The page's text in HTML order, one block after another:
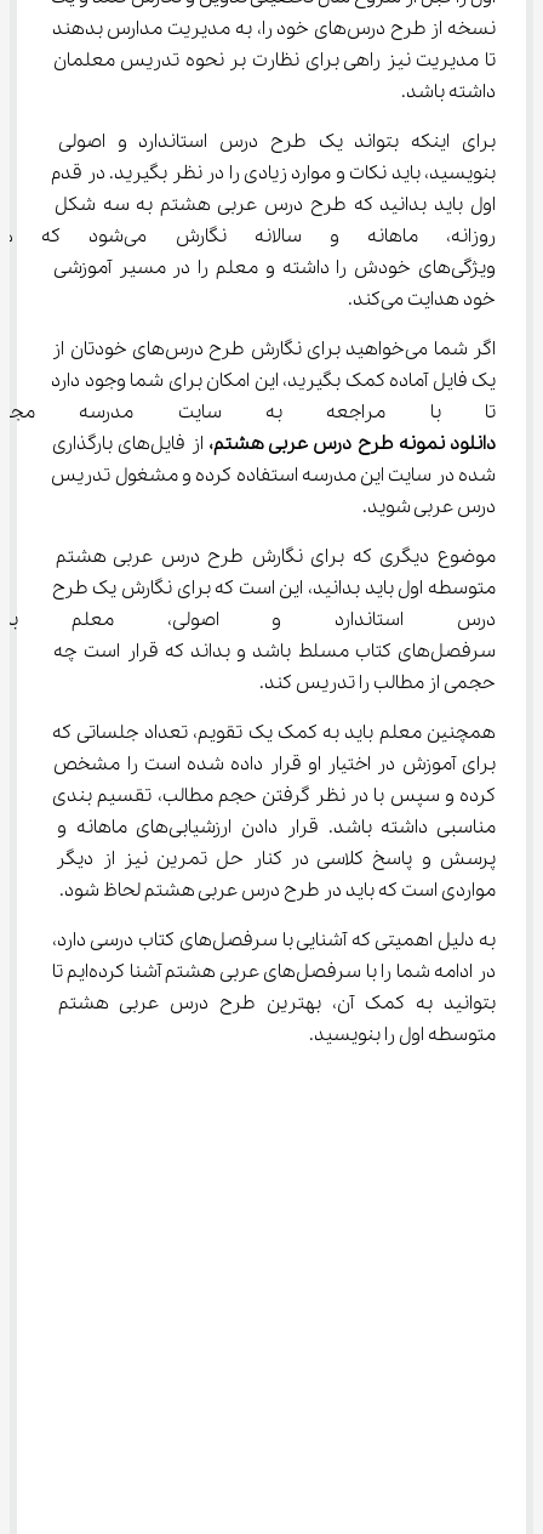
نسخه از طرح درس‌های خود را، به مدیریت مدارس بدهند
تا مدیریت نیز راهی برای نظارت بر نحوه تدریس معلمان
داشته باشد.
برای اینکه بتواند یک طرح درس استاندارد و اصولی
بنویسید، باید نکات و موارد زیادی را در نظر بگیرید. در قدم
اول باید بدانید که طرح درس عربی هشتم به سه شکل
روزانه، ماهانه و سالانه
ویژگی‌های خودش را داشته و معلم را در مسیر آموزشی
خود هدایت می‌کند.
اگر شما می‌خواهید برای نگارش طرح درس‌های خودتان از
یک فایل آماده کمک بگیرید، این امکان برای شما وجود دارد
تا با مراجعه به سایت مدرسه
دانلود نمونه طرح درس عربی هشتم،
از فایل‌های بارگذاری
شده در سایت این مدرسه استفاده کرده و مشغول تدریس
درس عربی شوید.
موضوع دیگری که برای نگارش طرح درس عربی هشتم
متوسطه اول باید بدانید، این است که برای نگارش یک طرح
درس استاندارد و اصولی،
سرفصل‌های کتاب مسلط باشد و بداند که قرار است چه
حجمی از مطالب را تدریس کند.
همچنین معلم باید به کمک یک تقویم، تعداد جلساتی که
برای آموزش در اختیار او قرار داده شده است را مشخص
کرده و سپس با در نظر گرفتن حجم مطالب، تقسیم بندی
مناسبی داشته باشد. قرار دادن ارزشیابی‌های ماهانه و
پرسش و پاسخ کلاسی در کنار حل تمرین نیز از دیگر
مواردی است که باید در طرح درس عربی هشتم لحاظ شود.
به دلیل اهمیتی که آشنایی با سرفصل‌های کتاب درسی دارد،
در ادامه شما را با سرفصل‌های عربی هشتم آشنا کرده‌ایم تا
بتوانید به کمک آن، بهترین طرح درس عربی هشتم
متوسطه اول را بنویسید.